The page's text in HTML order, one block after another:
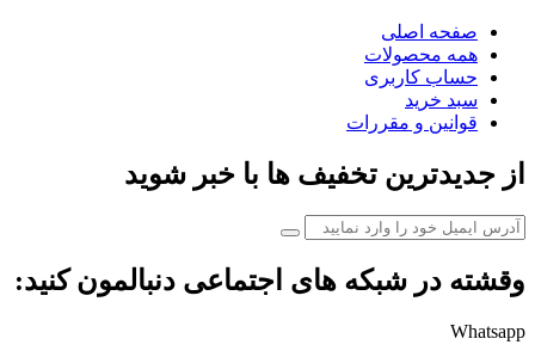
صفحه اصلی
همه محصولات
حساب کاربری
سبد خرید
قوانین و مقررات
از جدیدترین تخفیف ها با خبر شوید
وقشته در شبکه های اجتماعی دنبالمون کنید:
Whatsapp